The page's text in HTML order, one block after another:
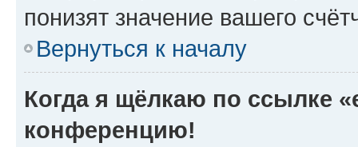
понизят значение вашего
Вернуться к началу
Когда я щёлкаю по ссылке
конференцию!